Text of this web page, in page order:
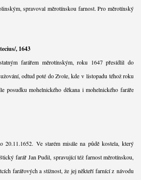
spravoval měrotínskou farnost. Pro měrotínský
, 1643
farářem měrotínským, roku 1647 přesídlil do
odtud poté do Zvole, kde v listopadu téhož roku
posudku mohelnického děkana i mohelnického faráře
20.11.1652. Ve starém misále na půdě kostela, který
farář Jan Pudil, spravující též farnost měrotínskou,
farářových a stížnost, že jej někteří farnící z návodu